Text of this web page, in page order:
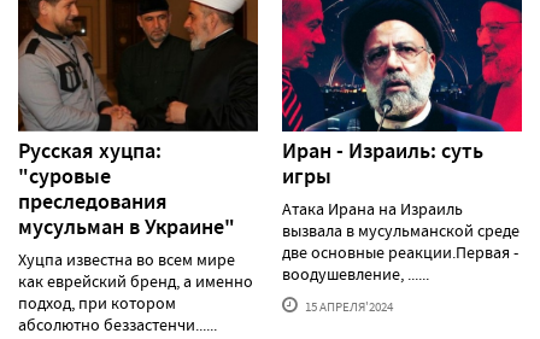
Русская хуцпа:
"суровые
преследования
мусульман в Украине"
Хуцпа известна во всем мире
как еврейский бренд, а именно
подход, при котором
абсолютно беззастенчи......
Иран - Израиль: суть
игры
Атака Ирана на Израиль
вызвала в мусульманской среде
две основные реакции.Первая -
воодушевление, ......
15 АПРЕЛЯ'2024